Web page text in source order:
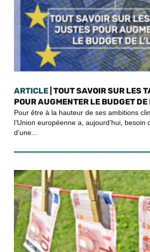
ARTICLE | TOUT SAVOIR SUR LES
POUR AUGMENTER LE BUDGET DE
Pour être à la hauteur de ses ambitions
l’Union européenne a, aujourd’hui, besoin
d’une...